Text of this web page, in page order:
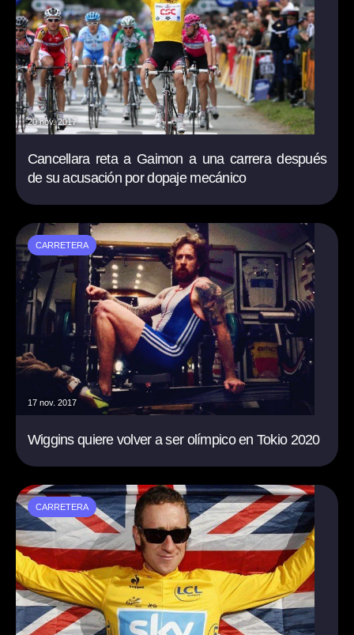
20 nov. 2017
Cancellara reta a Gaimon a una carrera después
de su acusación por dopaje mecánico
CARRETERA
17 nov. 2017
Wiggins quiere volver a ser olímpico en Tokio 2020
CARRETERA